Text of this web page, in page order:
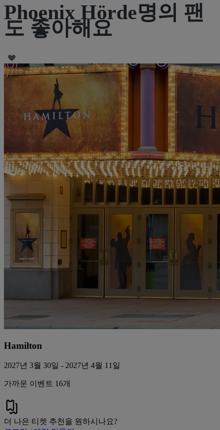
Phoenix Hörde명의 팬
도 좋아해요
Hamilton
2027년 3월 30일 - 2027년 4월 11일
가까운 이벤트 16개
더 나은 티켓 추천을 원하시나요?